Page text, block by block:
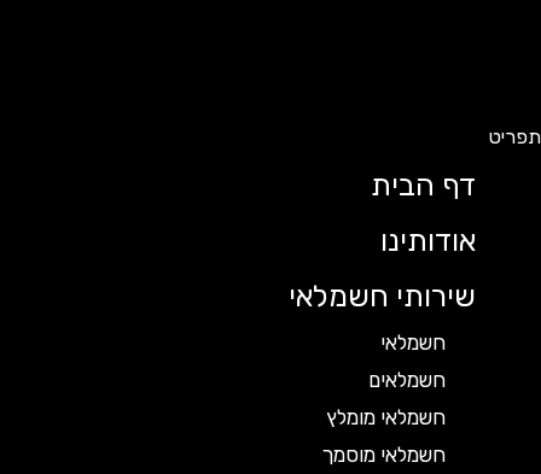
דף הבית
אודותינו
שירותי חשמלאי
חשמלאי
חשמלאים
חשמלאי מומלץ
חשמלאי מוסמך